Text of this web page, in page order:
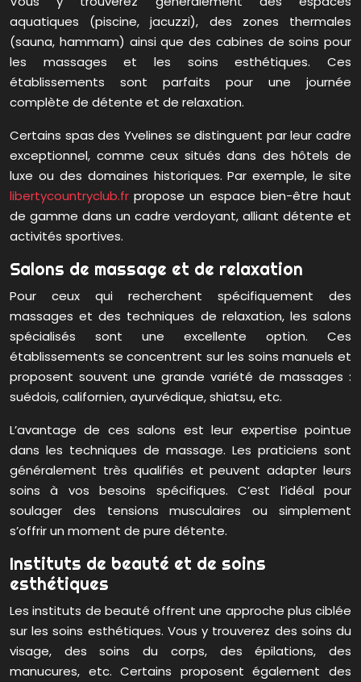
aquatiques (piscine, jacuzzi), des zones thermales
(sauna, hammam) ainsi que des cabines de soins pour
les massages et les soins esthétiques. Ces
établissements sont parfaits pour une journée
complète de détente et de relaxation.
Certains spas des Yvelines se distinguent par leur cadre
exceptionnel, comme ceux situés dans des hôtels de
luxe ou des domaines historiques. Par exemple, le site
libertycountryclub.frpropose un espace bien-être haut
de gamme dans un cadre verdoyant, alliant détente et
activités sportives.
Salons de massage et de relaxation
Pour ceux qui recherchent spécifiquement des
massages et des techniques de relaxation, les salons
spécialisés sont une excellente option. Ces
établissements se concentrent sur les soins manuels et
proposent souvent une grande variété de massages :
suédois, californien, ayurvédique, shiatsu, etc.
L’avantage de ces salons est leur expertise pointue
dans les techniques de massage. Les praticiens sont
généralement très qualifiés et peuvent adapter leurs
soins à vos besoins spécifiques. C’est l’idéal pour
soulager des tensions musculaires ou simplement
s’offrir un moment de pure détente.
Instituts de beauté et de soins
esthétiques
Les instituts de beauté offrent une approche plus ciblée
sur les soins esthétiques. Vous y trouverez des soins du
visage, des soins du corps, des épilations, des
manucures, etc. Certains proposent également des